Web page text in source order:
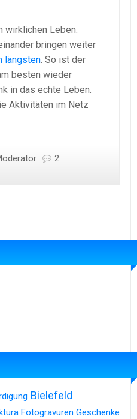
wirklichen Leben:
bringen weiter
längsten. So ist der
besten wieder
in das echte Leben.
Aktivitäten im Netz
2
Bielefeld
Fotogravuren Geschenke